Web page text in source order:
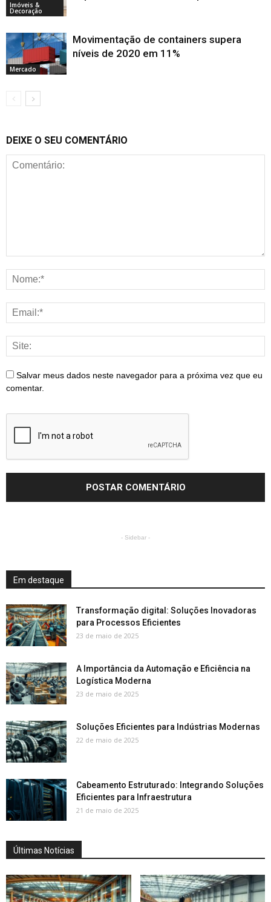
Imóveis &
Decoração
Mercado
Movimentação de containers supera
níveis de 2020 em 11%
DEIXE O SEU COMENTÁRIO
Salvar meus dados neste navegador para a próxima vez que eu
comentar.
- Sidebar -
Em destaque
Transformação digital: Soluções Inovadoras
para Processos Eficientes
23 de maio de 2025
A Importância da Automação e Eficiência na
Logística Moderna
23 de maio de 2025
Soluções Eficientes para Indústrias Modernas
22 de maio de 2025
Cabeamento Estruturado: Integrando Soluções
Eficientes para Infraestrutura
21 de maio de 2025
Últimas Notícias